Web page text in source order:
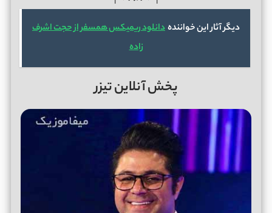
دیگر آثار این خوانندهدانلود ریمیکس همسفر از حجت اشرف
زاده
پخش آنلاین تیزر